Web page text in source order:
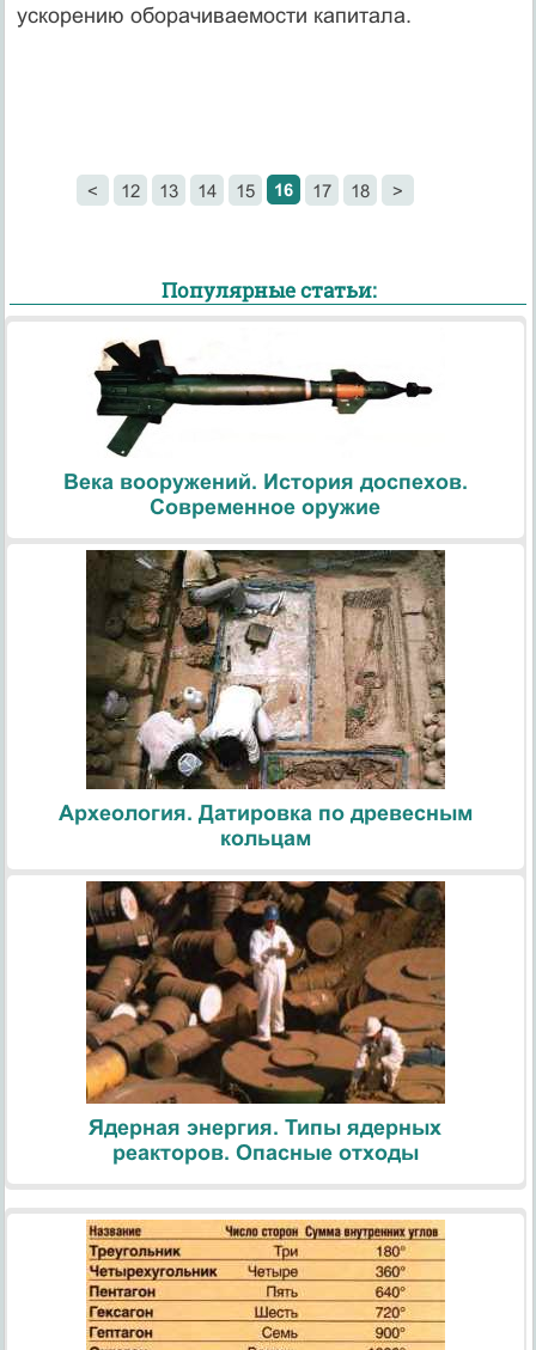
ускорению оборачиваемости капитала.
< 12 13 14 15 16 17 18 >
Популярные статьи:
Века вооружений. История доспехов.
Современное оружие
Археология. Датировка по древесным
кольцам
Ядерная энергия. Типы ядерных
реакторов. Опасные отходы